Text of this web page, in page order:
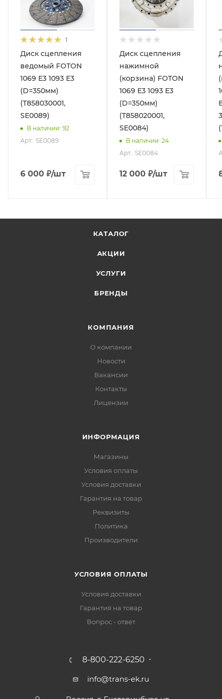
1
Диск сцепления
ведомый FOTON
1069 Е3 1093 Е3
(D=350мм)
(T858030001,
SE0089)
В наличии: 92
Арт.: SE0089
6 000 ₽/шт
Диск сцепления
нажимной
(корзина) FOTON
1069 Е3 1093 E3
(D=350мм)
(T858020001,
SE0084)
В наличии: 24
Арт.: SE0084
12 000 ₽/шт
КАТАЛОГ
АКЦИИ
УСЛУГИ
БРЕНДЫ
КОМПАНИЯ
О компании
Новости
Вакансии
Контакты
Лицензии
ИНФОРМАЦИЯ
Магазины
Условия оплаты
Условия доставки
Гарантия на товар
Реквизиты
Политика
Производители
УСЛОВИЯ ОПЛАТЫ
Условия доставки
Гарантия на товар
Вопрос - ответ
8-800-222-6250
info@trans-ek.ru